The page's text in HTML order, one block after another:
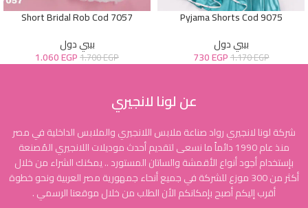
Pyjama Shorts Cod 9075
بيبي دول
1.170EGP
730EGP
Short Bridal Rob Cod 7057
بيبي دول
1.700EGP
1.060EGP
عن لونا لانجيري
شركة لونا لانجيري رواد صناعة ملابس اللانجيري والملابس الداخلية في مصر
منذ عام 1990 دائماً ما نسعى لتقديم أحدث موديلات اللانجيري المُصنعة
بإستخدام أجود أنواع الأقمشة والساتان المستورد .. يمكنك الشراء من خلال
أكثر من 300 موزع للشركة في جميع أنحاء جمهورية مصر العربية ونحو خطوة
أقرب إليكم أصبح بإمكانكم الأن الطلب من خلال موقعنا الرسمي .